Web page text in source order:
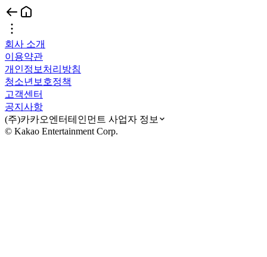
회사 소개
이용약관
개인정보처리방침
청소년보호정책
고객센터
공지사항
(주)카카오엔터테인먼트 사업자 정보
© Kakao Entertainment Corp.